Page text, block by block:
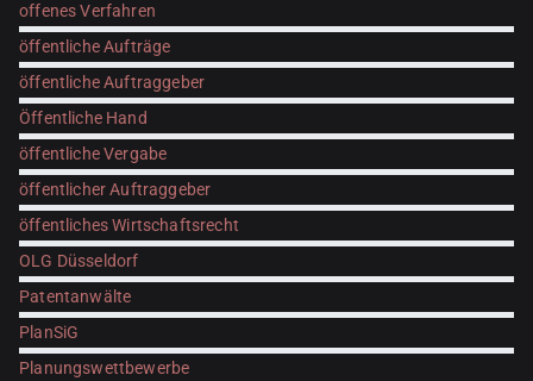
offenes Verfahren
öffentliche Aufträge
öffentliche Auftraggeber
Öffentliche Hand
öffentliche Vergabe
öffentlicher Auftraggeber
öffentliches Wirtschaftsrecht
OLG Düsseldorf
Patentanwälte
PlanSiG
Planungswettbewerbe